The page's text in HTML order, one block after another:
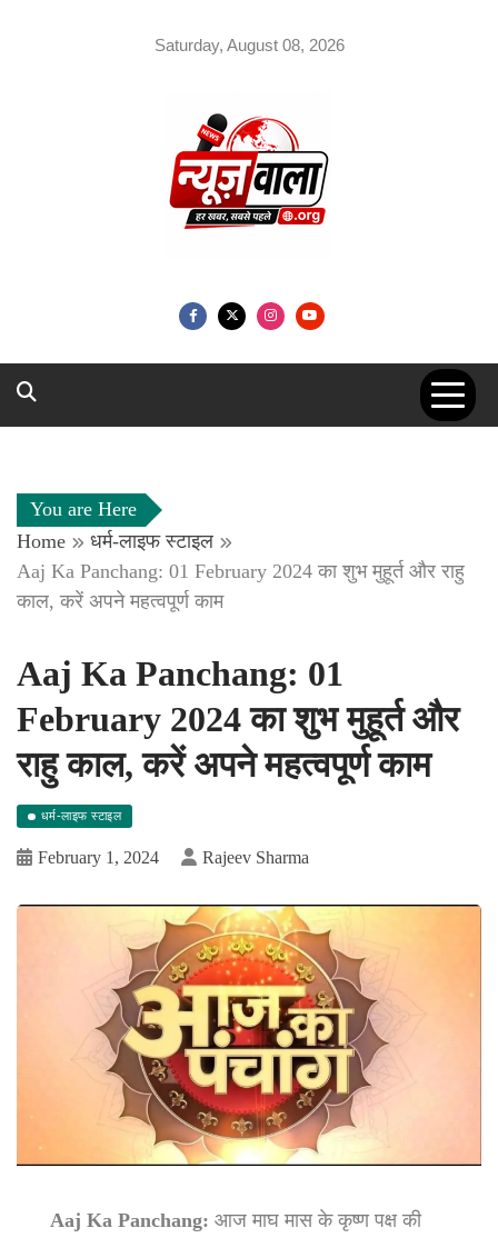
Saturday, August 08, 2026
You are Here
Home
धर्म-लाइफ स्टाइल
Aaj Ka Panchang: 01 February 2024 का शुभ मुहूर्त और राहु
काल, करें अपने महत्वपूर्ण काम
Aaj Ka Panchang: 01
February 2024 का शुभ मुहूर्त और
राहु काल, करें अपने महत्वपूर्ण काम
धर्म-लाइफ स्टाइल
February 1, 2024 Rajeev Sharma
Aaj Ka Panchang: आज माघ मास के कृष्ण पक्ष की